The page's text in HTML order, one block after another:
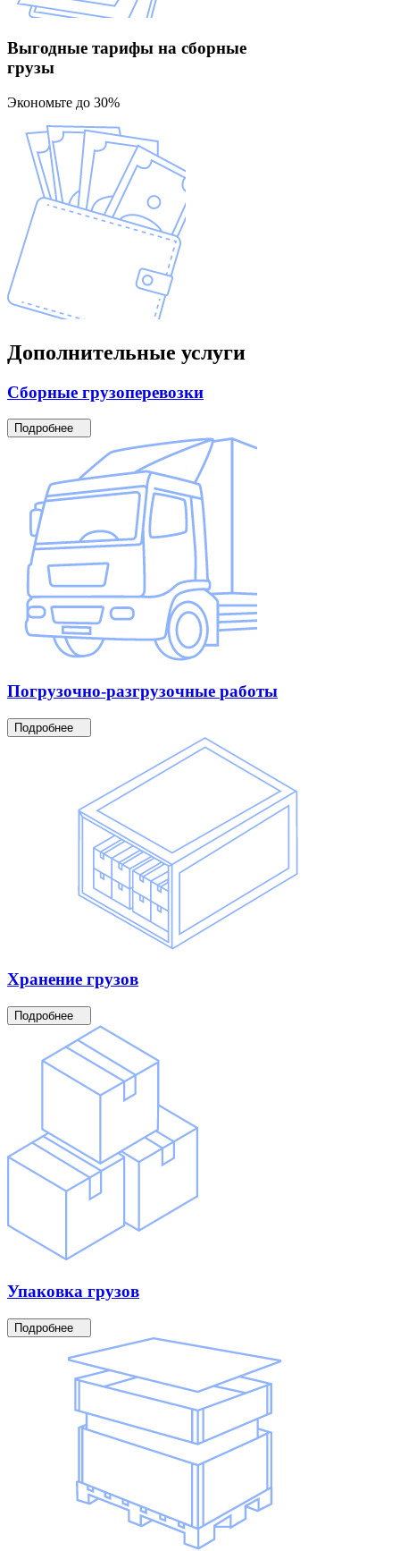
Выгодные тарифы на сборные
грузы
Экономьте до 30%
Дополнительные услуги
Сборные грузоперевозки
Подробнее
Погрузочно-разгрузочные работы
Подробнее
Хранение грузов
Подробнее
Упаковка грузов
Подробнее